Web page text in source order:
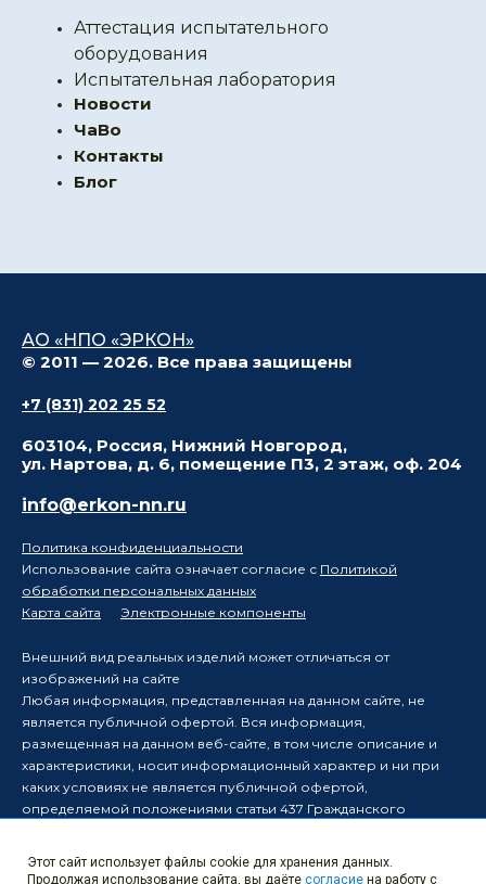
Аттестация испытательного
оборудования
Испытательная лаборатория
Новости
ЧаВо
Контакты
Блог
АО «НПО «ЭРКОН»
© 2011 — 2026. Все права защищены
+7 (831) 202 25 52
603104, Россия, Нижний Новгород,
ул. Нартова, д. 6, помещение П3, 2 этаж, оф. 204
info@erkon-nn.ru
Политика конфиденциальности
Использование сайта означает согласие с Политикой
обработки персональных данных
Карта сайта
Электронные компоненты
Внешний вид реальных изделий может отличаться от
изображений на сайте
Любая информация, представленная на данном сайте, не
является публичной офертой. Вся информация,
размещенная на данном веб-сайте, в том числе описание и
характеристики, носит информационный характер и ни при
каких условиях не является публичной офертой,
определяемой положениями статьи 437 Гражданского
Производитель оставляет за собой право в одностороннем
порядке вносить изменения в информацию, размещенную на
Этот сайт использует файлы cookie для хранения данных.
Продолжая использование сайта, вы даёте согласие на работу с